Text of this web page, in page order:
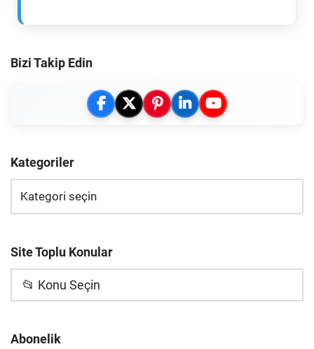
Bizi Takip Edin
Kategoriler
Site Toplu Konular
📂 Konu Seçin
Abonelik